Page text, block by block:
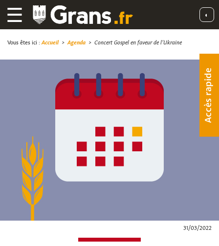
☰ ◐
Accès rapide
Vous êtes ici : Accueil> Agenda > Concert Gospel en faveur de l’Ukraine
31/03/2022